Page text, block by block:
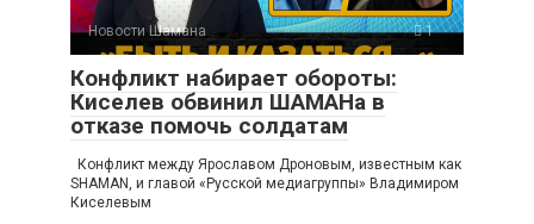
Новости Шамана 1
Конфликт набирает обороты:
Киселев обвинил ШАМАНа в
отказе помочь солдатам
Конфликт между Ярославом Дроновым, известным как
SHAMAN, и главой «Русской медиагруппы» Владимиром
Киселевым